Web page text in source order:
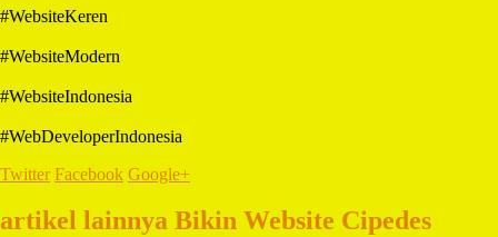
#WebsiteKeren
#WebsiteModern
#WebsiteIndonesia
#WebDeveloperIndonesia
Twitter Facebook Google+
artikel lainnya Bikin Website Cipedes